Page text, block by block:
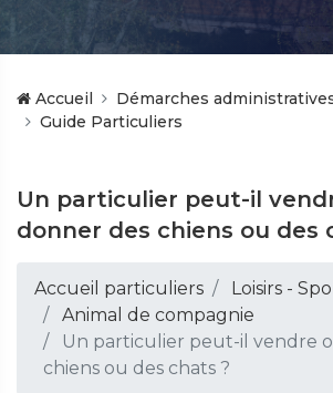
Accueil
Démarches
Guide Particuliers
Un particulier peut-il
donner des chiens ou des
Accueil particuliers
Loisirs -
Animal de compagnie
Un particulier peut-il vendre
chiens ou des chats ?